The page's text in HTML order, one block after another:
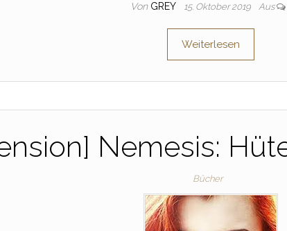
Von GREY 15. Oktober 2019 Aus
Weiterlesen
Nemesis:
Bücher